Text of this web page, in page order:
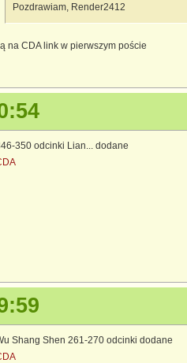
Pozdrawiam, Render2412
na CDA link w pierwszym poście
350 odcinki Lian... dodane
Shang Shen 261-270 odcinki dodane